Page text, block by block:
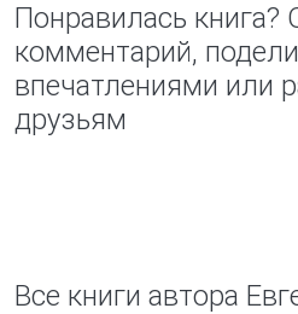
Понравилась книга?
комментарий,
впечатлениями или
друзьям
Все книги автора